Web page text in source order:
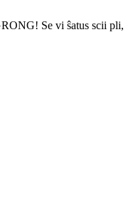
Se vi ŝatus scii pli,